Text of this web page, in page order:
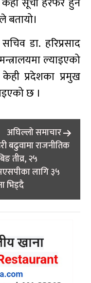
बतायो।
डा. हरिप्रसाद
ल्याइएको
प्रदेशका प्रमुख
छ ।
अघिल्लाे समाचार
बढुवामा राजनीतिक
तीव्र, २५
लागि ३५
भिड्दै